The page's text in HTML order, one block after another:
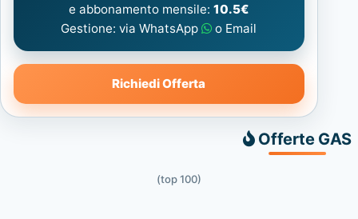
e abbonamento mensile: 10.5€
Gestione: via WhatsApp
o Email
Richiedi Offerta
Offerte GAS
(top 100)